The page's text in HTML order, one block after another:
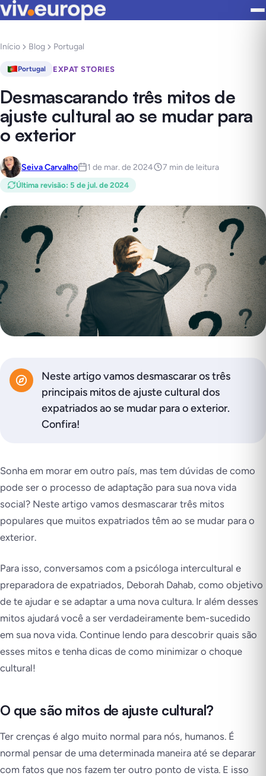
Início Blog Portugal
Portugal EXPAT STORIES
Desmascarando três mitos de
ajuste cultural ao se mudar para
o exterior
Seiva Carvalho 1 de mar. de 2024 7 min de leitura
Última revisão: 5 de jul. de 2024
Neste artigo vamos desmascarar os três
principais mitos de ajuste cultural dos
expatriados ao se mudar para o exterior.
Confira!
Sonha em morar em outro país, mas tem dúvidas de como
pode ser o processo de adaptação para sua nova vida
social? Neste artigo vamos desmascarar três mitos
populares que muitos expatriados têm ao se mudar para o
exterior.
Para isso, conversamos com a psicóloga intercultural e
preparadora de expatriados, Deborah Dahab, como objetivo
de te ajudar e se adaptar a uma nova cultura. Ir além desses
mitos ajudará você a ser verdadeiramente bem-sucedido
em sua nova vida. Continue lendo para descobrir quais são
esses mitos e tenha dicas de como minimizar o choque
cultural!
O que são mitos de ajuste cultural?
Ter crenças é algo muito normal para nós, humanos. É
normal pensar de uma determinada maneira até se deparar
com fatos que nos fazem ter outro ponto de vista. E isso